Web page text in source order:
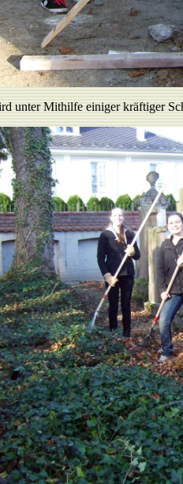
unter Mithilfe einiger kräftiger